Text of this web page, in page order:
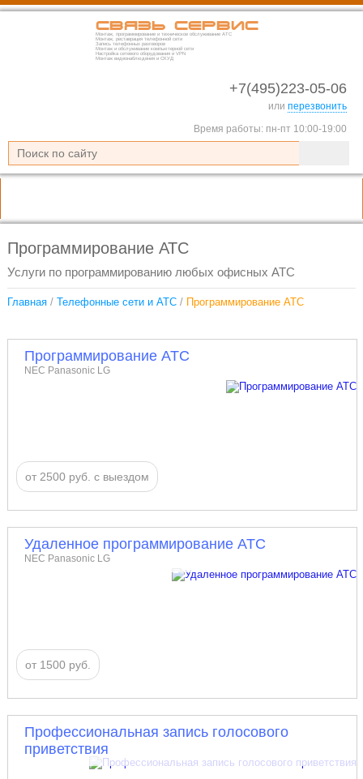
Связь Сервис
Монтаж, программирование и техническое обслуживание АТС
Монтаж, реставрация телефонной сети
Запись телефонных разговоров
Монтаж и обслуживание компьютерной сети
Настройка сетевого оборудования и VPN
Монтаж видеонаблюдения и СКУД
+7(495)223-05-06
или перезвонить
Время работы: пн-пт 10:00-19:00
Программирование АТС
Услуги по программированию любых офисных АТС
Главная/ Телефонные сети и АТС/ Программирование АТС
Программирование АТС
NEC Panasonic LG
от 2500 руб. с выездом
Удаленное программирование АТС
NEC Panasonic LG
от 1500 руб.
Профессиональная запись голосового
приветствия